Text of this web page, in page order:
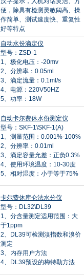
便，除具有检测灵敏阈高、操
作简单、测试速度快、重复性
好等特点
自动水份滴定仪
型号：ZSD-1
1、极化电压：-20mv
2、分辨率：0.05ml
3、滴定流量：0.1ml/s
4、电源：220V50HZ
5、功率：18W
自动卡尔费休水份测定仪
型号：SKF-1\SKF-1(A)
1、测量范围：0.001%-100%
2、分辨率：0.01ml
3、滴定容量允差：正负0.3%
4、使用环境温度：10-30度
5、相对湿度：小于等于75%
卡尔费休库仑法水分仪
型号：DL32\DL39
1、分含量测定适用范围：大
于1ppm
2、DL39可检测溴指数和溴价
测定
3、内存用户方法
4、DL39预设的梅特勒方法